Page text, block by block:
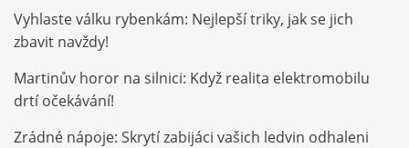
Vyhlaste válku rybenkám: Nejlepší triky, jak se jich
zbavit navždy!
Martinův horor na silnici: Když realita elektromobilu
drtí očekávání!
Zrádné nápoje: Skrytí zabijáci vašich ledvin odhaleni